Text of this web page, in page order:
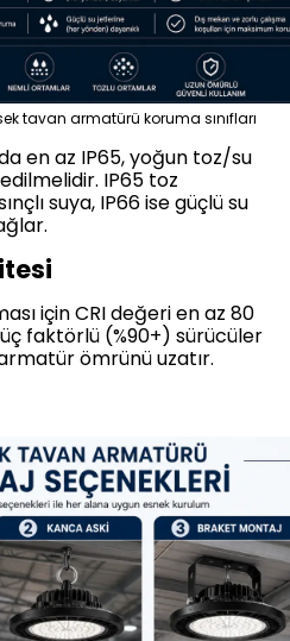
tavan armatürü koruma sınıfları
en az IP65, yoğun toz/su
IP65 toz
suya, IP66 ise güçlü su
için CRI değeri en az 80
faktörlü (%90+) sürücüler
ömrünü uzatır.